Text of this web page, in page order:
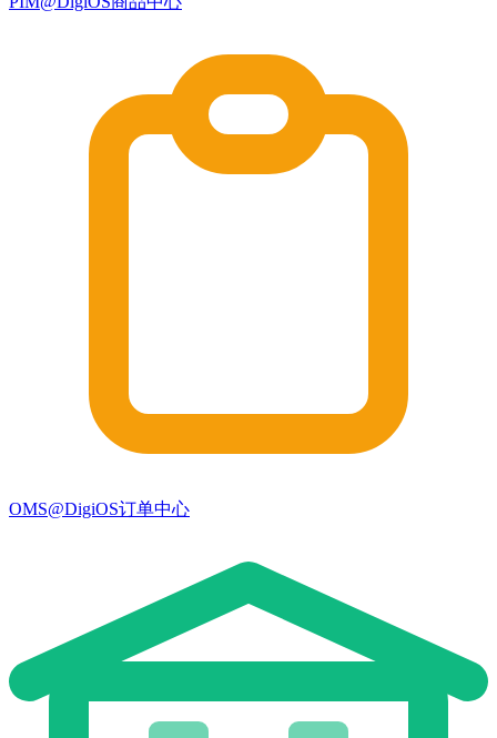
OMS@DigiOS订单中心